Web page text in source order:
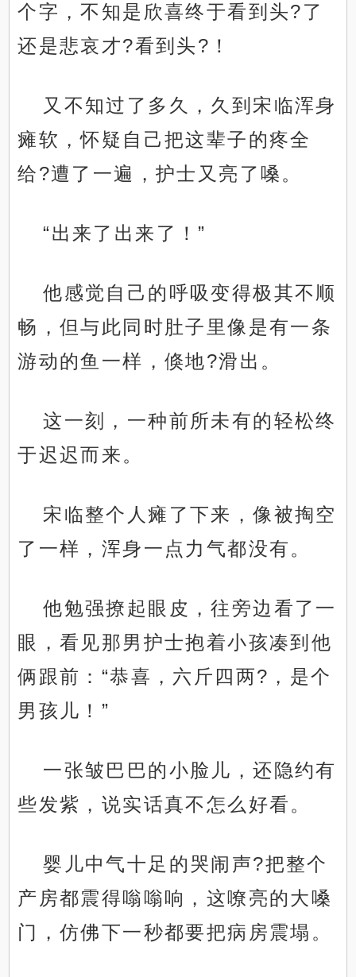
个字，不知是欣喜终于看到头?了
还是悲哀才?看到头?！
又不知过了多久，久到宋临浑身
瘫软，怀疑自己把这辈子的疼全
给?遭了一遍，护士又亮了嗓。
“出来了出来了！”
他感觉自己的呼吸变得极其不顺
畅，但与此同时肚子里像是有一条
游动的鱼一样，倏地?滑出。
这一刻，一种前所未有的轻松终
于迟迟而来。
宋临整个人瘫了下来，像被掏空
了一样，浑身一点力气都没有。
他勉强撩起眼皮，往旁边看了一
眼，看见那男护士抱着小孩凑到他
俩跟前：“恭喜，六斤四两?，是个
男孩儿！”
一张皱巴巴的小脸儿，还隐约有
些发紫，说实话真不怎么好看。
婴儿中气十足的哭闹声?把整个
产房都震得嗡嗡响，这嘹亮的大嗓
门，仿佛下一秒都要把病房震塌。